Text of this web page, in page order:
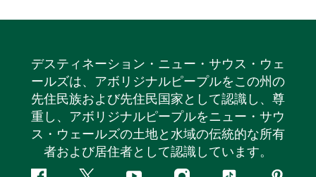
デスティネーション・ニュー・サウス・ウェ
ールズは、アボリジナルピープルをこの州の
先住民族および先住民国家として認識し、尊
重し、アボリジナルピープルをニュー・サウ
ス・ウェールズの土地と水域の伝統的な所有
者および居住者として認識しています。